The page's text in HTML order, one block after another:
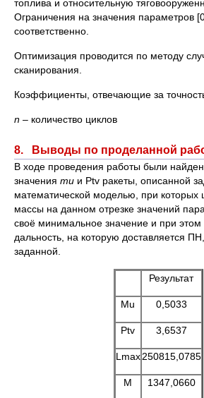
топлива и относительную
Ограничения на значения параметров
соответственно.
Оптимизация проводится по методу
сканирования.
Коэффициенты, отвечающие за
n – количество циклов
8. Выводы по проделанной
В ходе проведения работы были
значения mu и Ptv ракеты, описанной
математической моделью, при которых
массы на данном отрезке значений
своё минимальное значение и при
дальность, на которую доставляется
заданной.
Результат
Mu 0,5033
Ptv 3,6537
Lmax 250815,0785
M 1347,0660